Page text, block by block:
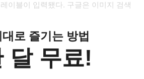
이블이 입력됐다. 구글은 이미지 검색
로 즐기는 방법
달 무료!